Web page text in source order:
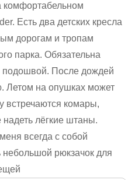
комфортабельном
Есть два детских кресла
дорогам и тропам
парка. Обязательна
подошвой. После дождей
Летом на опушках может
встречаются комары,
лёгкие штаны.
всегда с собой
рюкзачок для